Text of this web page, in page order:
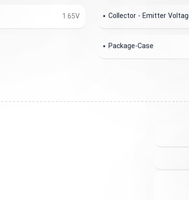
Collector - Emitter
1.65V
Package-Case